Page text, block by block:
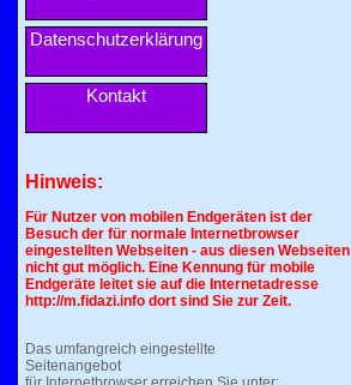
Datenschutzerklärung
Kontakt
Hinweis:
Für Nutzer von mobilen Endgeräten ist der
Besuch der für normale Internetbrowser
eingestellten Webseiten - aus diesen Webseiten
nicht gut möglich. Eine Kennung für mobile
Endgeräte leitet sie auf die Internetadresse
http://m.fidazi.info dort sind Sie zur Zeit.
Das umfangreich eingestellte
Seitenangebot